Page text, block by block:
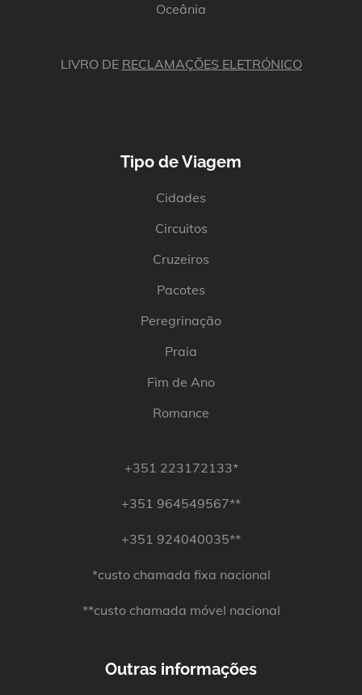
Oceânia
LIVRO DE RECLAMAÇÕES ELETRÓNICO
Tipo de Viagem
Cidades
Circuitos
Cruzeiros
Pacotes
Peregrinação
Praia
Fim de Ano
Romance
+351 223172133*
+351 964549567**
+351 924040035**
*custo chamada fixa nacional
**custo chamada móvel nacional
Outras informações